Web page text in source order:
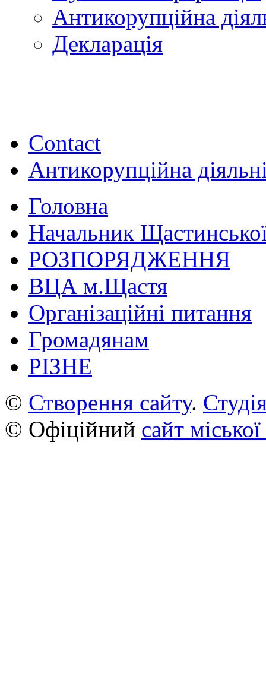
Антикорупційна
Декларація
Contact
Антикорупційна
Головна
Начальник
РОЗПОРЯДЖЕННЯ
ВЦА м.Щастя
Організаційні питання
Громадянам
РІЗНЕ
© Створення сайту.
© Офіційний сайт